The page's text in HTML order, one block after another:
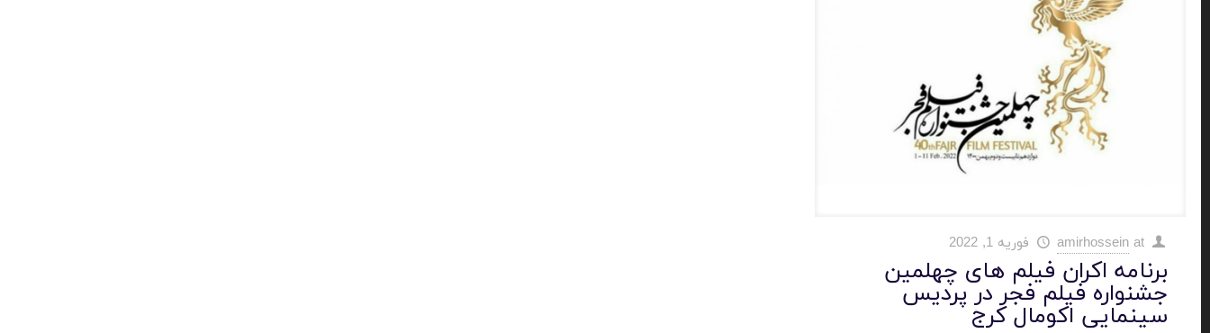
amirhossein at فوریه 1, 2022
برنامه اکران فیلم های چهلمین
جشنواره فیلم فجر در پردیس
سینمایی اکومال کرج